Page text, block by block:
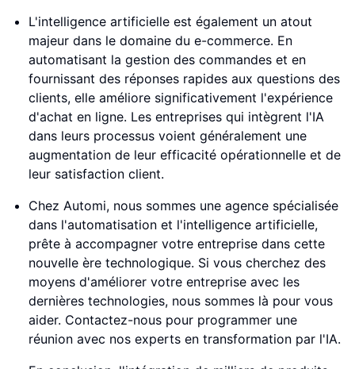
L'intelligence artificielle est également un atout
majeur dans le domaine du e-commerce. En
automatisant la gestion des commandes et en
fournissant des réponses rapides aux questions des
clients, elle améliore significativement l'expérience
d'achat en ligne. Les entreprises qui intègrent l'IA
dans leurs processus voient généralement une
augmentation de leur efficacité opérationnelle et de
leur satisfaction client.
Chez Automi, nous sommes une agence spécialisée
dans l'automatisation et l'intelligence artificielle,
prête à accompagner votre entreprise dans cette
nouvelle ère technologique. Si vous cherchez des
moyens d'améliorer votre entreprise avec les
dernières technologies, nous sommes là pour vous
aider. Contactez-nous pour programmer une
réunion avec nos experts en transformation par l'IA.